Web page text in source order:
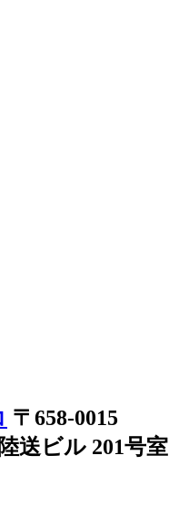
〒658-0015
送ビル 201号室